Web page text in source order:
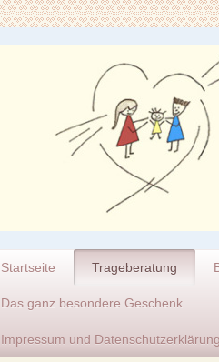
Startseite Trageberatung
Das ganz besondere Geschenk
Impressum und Datenschutzerklärung